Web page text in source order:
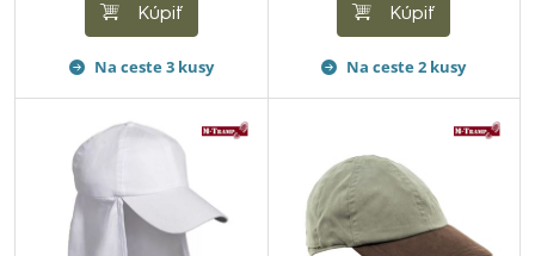
Kúpiť
Na ceste 3 kusy
Kúpiť
Na ceste 2 kusy